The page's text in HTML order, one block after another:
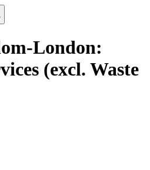
London:
(excl. Waste